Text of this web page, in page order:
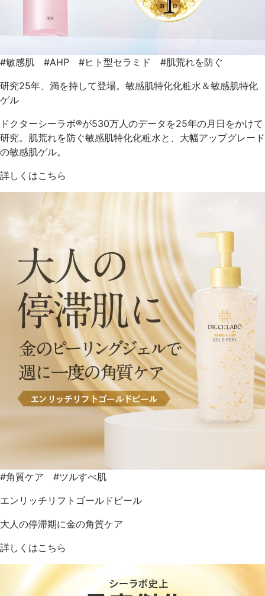
#敏感肌 #AHP #ヒト型セラミド #肌荒れを防ぐ
研究25年、満を持して登場。敏感肌特化化粧水＆敏感肌特化
ゲル
ドクターシーラボ®が530万人のデータを25年の月日をかけて
研究。肌荒れを防ぐ敏感肌特化化粧水と、大幅アップグレード
の敏感肌ゲル。
詳しくはこちら
#角質ケア #ツルすべ肌
エンリッチリフトゴールドピール
大人の停滞期に金の角質ケア
詳しくはこちら